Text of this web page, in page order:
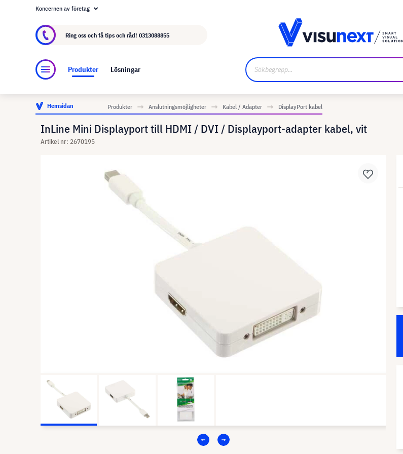
Om visunext.se
Koncernen av företag
Ring oss och få tips och råd! 0313088855
Produkter Lösningar
Hemsidan Produkter Anslutningsmöjligheter Kabel / Adapter DisplayPort kabel
InLine Mini Displayport till HDMI / DVI / Displayport-adapter kabel, vit
Artikel nr: 2670195